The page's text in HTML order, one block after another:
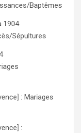
Baptêmes
1904
Sépultures
: Mariages
: